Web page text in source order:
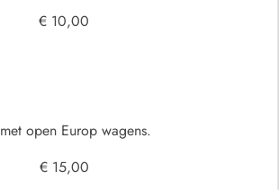
€ 10,00
open Europ wagens.
€ 15,00